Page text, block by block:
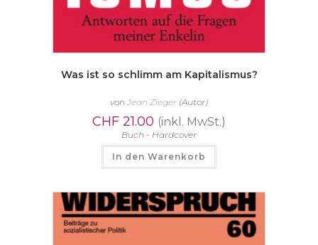
Was ist so schlimm am Kapitalismus?
von Jean Zieger (Autor)
CHF 21.00 (inkl. MwSt.)
Buch - Hardcover
In den Warenkorb